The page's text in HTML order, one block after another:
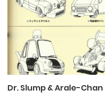
Dr. Slump & Arale-Chan